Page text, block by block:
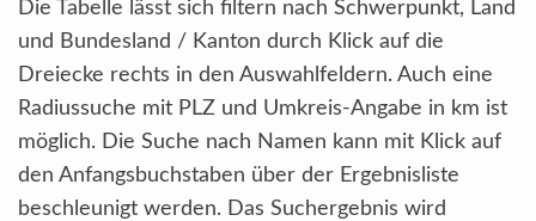
Die Tabelle lässt sich filtern nach Schwerpunkt, Land
und Bundesland / Kanton durch Klick auf die
Dreiecke rechts in den Auswahlfeldern. Auch eine
Radiussuche mit PLZ und Umkreis-Angabe in km ist
möglich. Die Suche nach Namen kann mit Klick auf
den Anfangsbuchstaben über der Ergebnisliste
beschleunigt werden. Das Suchergebnis wird